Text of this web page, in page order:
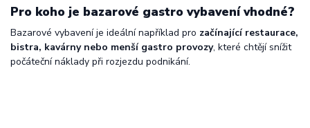
Pro koho je bazarové gastro vybavení vhodné?
Bazarové vybavení je ideální například pro začínající restaurace,
bistra, kavárny nebo menší gastro provozy, které chtějí snížit
počáteční náklady při rozjezdu podnikání.